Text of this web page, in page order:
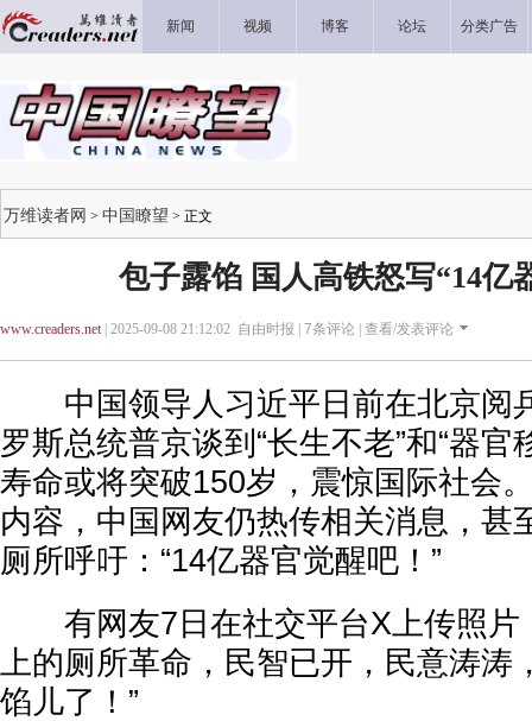
新闻 视频 博客 论坛 分类广告
万维读者网 > 中国瞭望 > 正文
包子露馅 国人高铁怒写“14亿
www.creaders.net| 2025-09-08 21:12:02 自由时报 | 7条评论 | 查看/发表评论
中国领导人习近平日前在北京阅
罗斯总统普京谈到“长生不老”和“器官
寿命或将突破150岁，震惊国际社会
内容，中国网友仍热传相关消息，甚
厕所呼吁：“14亿器官觉醒吧！”
有网友7日在社交平台X上传照片
上的厕所革命，民智已开，民意涛涛
馅儿了！”